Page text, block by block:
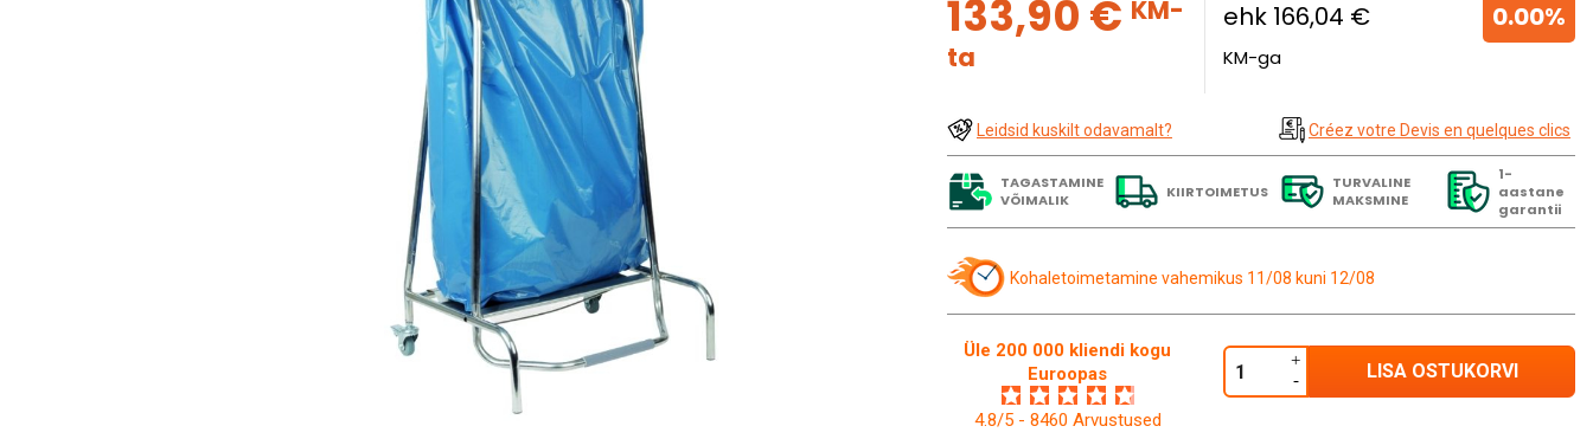
133,90 € KM-
ta
ehk 166,04 €
KM-ga
0.00%
Leidsid kuskilt odavamalt? Créez votre Devis en quelques clics
TAGASTAMINE
VÕIMALIK
KIIRTOIMETUS
TURVALINE
MAKSMINE
1-
aastane
garantii
Kohaletoimetamine vahemikus 11/08 kuni 12/08
Üle 200 000 kliendi kogu
Euroopas
4.8/5 - 8460 Arvustused
LISA OSTUKORVI